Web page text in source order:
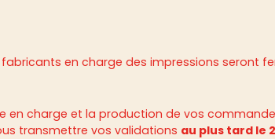
en charge des impressions seront
en charge et la production de vos
transmettre vos validations au plus tard le